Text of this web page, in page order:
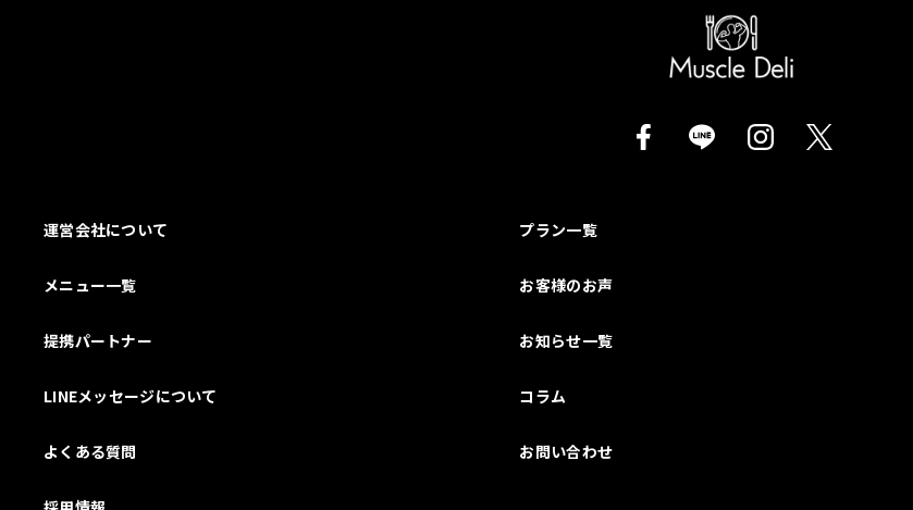
運営会社について プラン一覧
メニュー一覧 お客様のお声
提携パートナー お知らせ一覧
LINEメッセージについて コラム
よくある質問 お問い合わせ